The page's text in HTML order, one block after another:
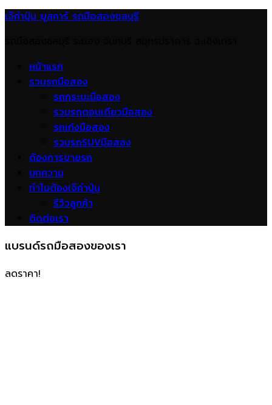
เจ๊คำปุ่น ยูสคาร์ รถมือสองชลบุรี
หน้าแรก
รวมรถมือสอง
รถกระบะมือสอง
รวมรถตอนเดียวมือสอง
รถเก๋งมือสอง
รวมรถSUVมือสอง
ต้องการขายรถ
บทความ
ทำไมต้องเจ๊คำปุ่น
รีวิวลูกค้า
ติดต่อเรา
แบรนด์รถมือสองของเรา
ลดราคา!